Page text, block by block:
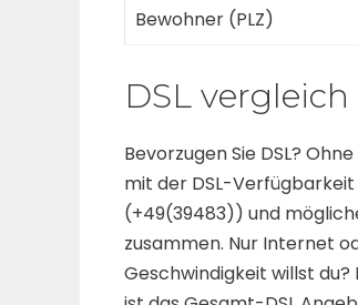
Bewohner (PLZ)
DSL
Bevorzugen Sie DSL?
mit der DSL-
(+49(39483)) und
zusammen. Nur Internet
Geschwindigkeit willst du?